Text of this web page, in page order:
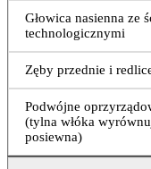
Głowica nasienna ze
technologicznymi
Zęby przednie i
Podwójne
(tylna włóka
posiewna)